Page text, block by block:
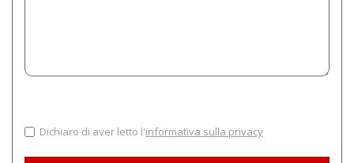
Dichiaro di aver letto l'informativa sulla privacy